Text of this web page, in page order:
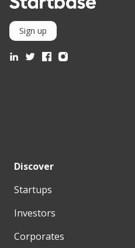
Sign up
Discover
Startups
Investors
Corporates